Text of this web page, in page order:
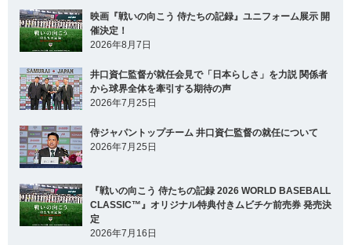
映画『戦いの向こう 侍たちの記録』ユニフォーム展示 開
催決定！
2026年8月7日
井口資仁監督が就任会見で「日本らしさ」を力説 関係者
から球界全体を牽引する期待の声
2026年7月25日
侍ジャパントップチーム 井口資仁監督の就任について
2026年7月25日
『戦いの向こう 侍たちの記録 2026 WORLD BASEBALL
CLASSIC™』オリジナル特典付きムビチケ前売券 発売決
定
2026年7月16日